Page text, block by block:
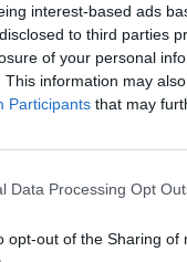
interest-based ads
to third parties
of your personal
This information may
Participants that may
Data Processing Opt
opt-out of the Sharing of
περισσεύουν τόσο από
κυρίως,
της πολιτικής ζωής
την Κυριακή